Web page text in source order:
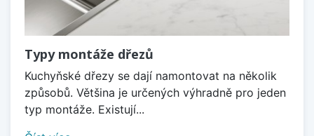
Typy montáže dřezů
Kuchyňské dřezy se dají namontovat na několik
způsobů. Většina je určených výhradně pro jeden
typ montáže. Existují...